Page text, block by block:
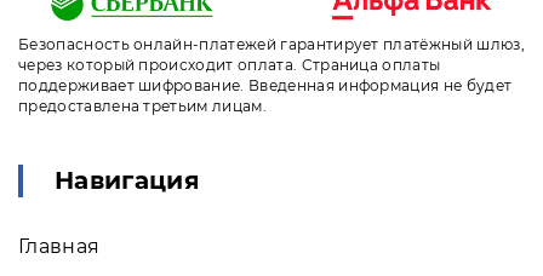
Безопасность онлайн-платежей гарантирует платёжный шлюз,
через который происходит оплата. Страница оплаты
поддерживает шифрование. Введенная информация не будет
предоставлена третьим лицам.
Навигация
Главная